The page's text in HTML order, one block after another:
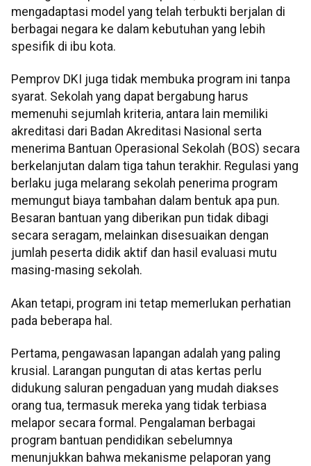
mengadaptasi model yang telah terbukti berjalan di
berbagai negara ke dalam kebutuhan yang lebih
spesifik di ibu kota.
Pemprov DKI juga tidak membuka program ini tanpa
syarat. Sekolah yang dapat bergabung harus
memenuhi sejumlah kriteria, antara lain memiliki
akreditasi dari Badan Akreditasi Nasional serta
menerima Bantuan Operasional Sekolah (BOS) secara
berkelanjutan dalam tiga tahun terakhir. Regulasi yang
berlaku juga melarang sekolah penerima program
memungut biaya tambahan dalam bentuk apa pun.
Besaran bantuan yang diberikan pun tidak dibagi
secara seragam, melainkan disesuaikan dengan
jumlah peserta didik aktif dan hasil evaluasi mutu
masing-masing sekolah.
Akan tetapi, program ini tetap memerlukan perhatian
pada beberapa hal.
Pertama, pengawasan lapangan adalah yang paling
krusial. Larangan pungutan di atas kertas perlu
didukung saluran pengaduan yang mudah diakses
orang tua, termasuk mereka yang tidak terbiasa
melapor secara formal. Pengalaman berbagai
program bantuan pendidikan sebelumnya
menunjukkan bahwa mekanisme pelaporan yang